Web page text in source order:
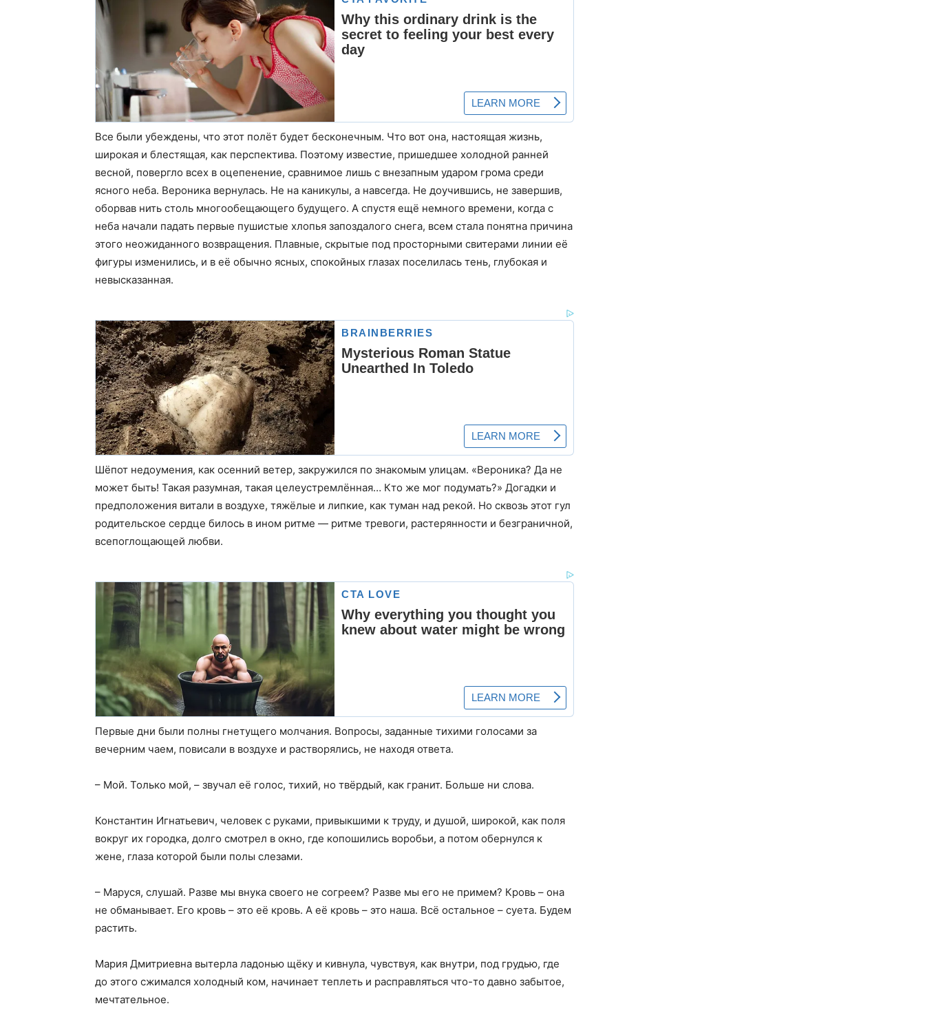
Все были убеждены, что этот полёт будет бесконечным. Что вот она, настоящая жизнь,
широкая и блестящая, как перспектива. Поэтому известие, пришедшее холодной ранней
весной, повергло всех в оцепенение, сравнимое лишь с внезапным ударом грома среди
ясного неба. Вероника вернулась. Не на каникулы, а навсегда. Не доучившись, не завершив,
оборвав нить столь многообещающего будущего. А спустя ещё немного времени, когда с
неба начали падать первые пушистые хлопья запоздалого снега, всем стала понятна причина
этого неожиданного возвращения. Плавные, скрытые под просторными свитерами линии её
фигуры изменились, и в её обычно ясных, спокойных глазах поселилась тень, глубокая и
невысказанная.
Шёпот недоумения, как осенний ветер, закружился по знакомым улицам. «Вероника? Да не
может быть! Такая разумная, такая целеустремлённая… Кто же мог подумать?» Догадки и
предположения витали в воздухе, тяжёлые и липкие, как туман над рекой. Но сквозь этот гул
родительское сердце билось в ином ритме — ритме тревоги, растерянности и безграничной,
всепоглощающей любви.
Первые дни были полны гнетущего молчания. Вопросы, заданные тихими голосами за
вечерним чаем, повисали в воздухе и растворялись, не находя ответа.
– Мой. Только мой, – звучал её голос, тихий, но твёрдый, как гранит. Больше ни слова.
Константин Игнатьевич, человек с руками, привыкшими к труду, и душой, широкой, как поля
вокруг их городка, долго смотрел в окно, где копошились воробьи, а потом обернулся к
жене, глаза которой были полы слезами.
– Маруся, слушай. Разве мы внука своего не согреем? Разве мы его не примем? Кровь – она
не обманывает. Его кровь – это её кровь. А её кровь – это наша. Всё остальное – суета. Будем
растить.
Мария Дмитриевна вытерла ладонью щёку и кивнула, чувствуя, как внутри, под грудью, где
до этого сжимался холодный ком, начинает теплеть и расправляться что-то давно забытое,
мечтательное.